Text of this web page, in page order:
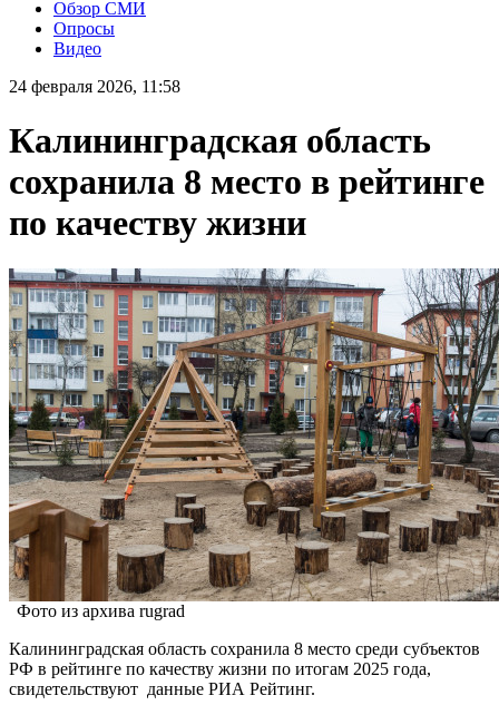
Обзор СМИ
Опросы
Видео
24 февраля 2026, 11:58
Калининградская область
сохранила 8 место в рейтинге
по качеству жизни
Фото из архива rugrad
Калининградская область сохранила 8 место среди субъектов
РФ в рейтинге по качеству жизни по итогам 2025 года,
свидетельствуют данные РИА Рейтинг.